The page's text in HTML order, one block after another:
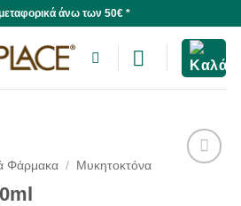
άνω των 50€ *
Φάρμακα / Μυκητοκτόνα